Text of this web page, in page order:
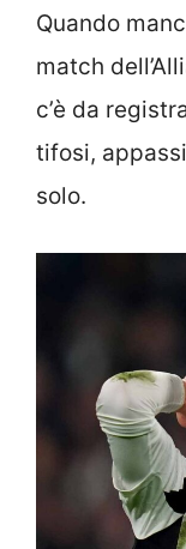
Quando
match
c’è da
tifosi,
solo.